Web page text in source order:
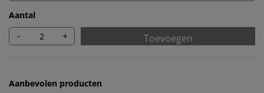
Aantal
- + Toevoegen
Aanbevolen producten